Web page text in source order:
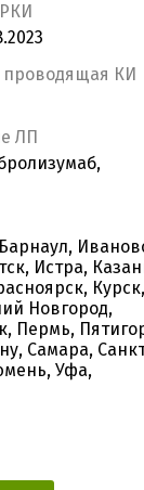
проводящая КИ
ЛП
Истра,
Курск,
Новгород,
Пермь,
Самара,
Уфа,